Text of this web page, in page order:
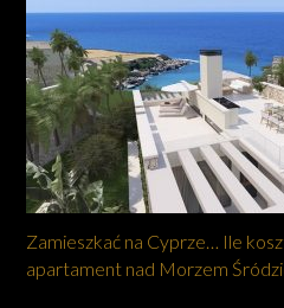
Zamieszkać na Cyprze… Ile
apartament nad Morzem